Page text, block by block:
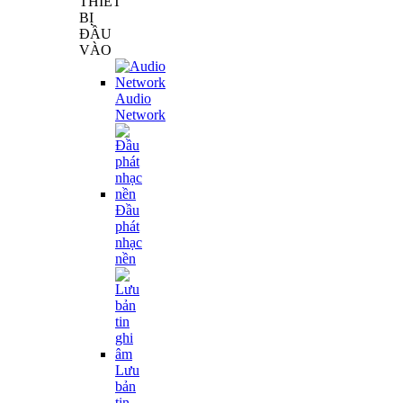
BỊ
ĐẦU
VÀO
Audio
Network
Đầu
phát
nhạc
nền
Lưu
bản